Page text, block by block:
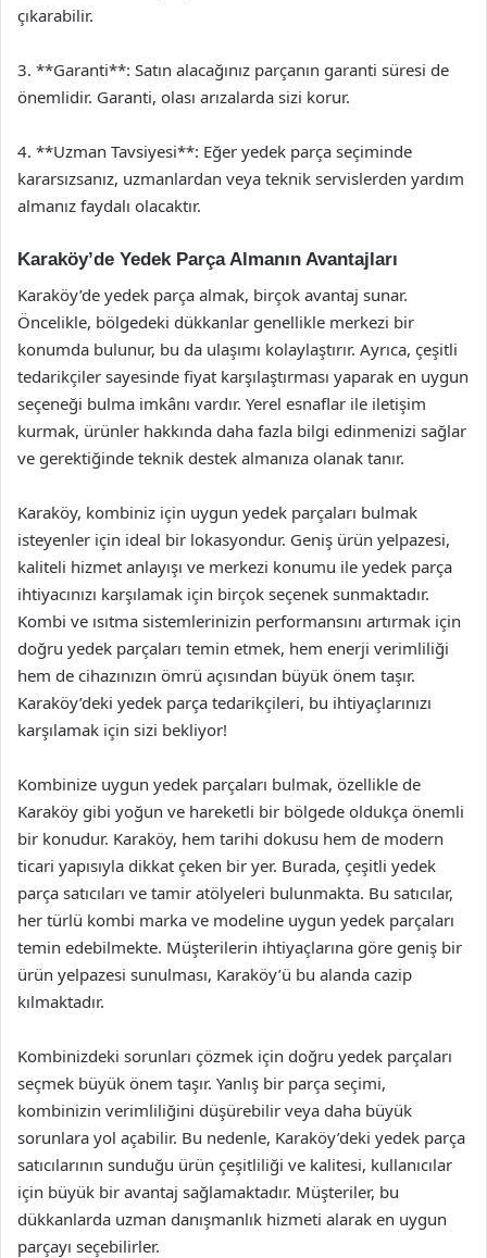
çıkarabilir.
3. **Garanti**: Satın alacağınız parçanın garanti süresi de
önemlidir. Garanti, olası arızalarda sizi korur.
4. **Uzman Tavsiyesi**: Eğer yedek parça seçiminde
kararsızsanız, uzmanlardan veya teknik servislerden yardım
almanız faydalı olacaktır.
Karaköy’de Yedek Parça Almanın Avantajları
Karaköy’de yedek parça almak, birçok avantaj sunar.
Öncelikle, bölgedeki dükkanlar genellikle merkezi bir
konumda bulunur, bu da ulaşımı kolaylaştırır. Ayrıca, çeşitli
tedarikçiler sayesinde fiyat karşılaştırması yaparak en uygun
seçeneği bulma imkânı vardır. Yerel esnaflar ile iletişim
kurmak, ürünler hakkında daha fazla bilgi edinmenizi sağlar
ve gerektiğinde teknik destek almanıza olanak tanır.
Karaköy, kombiniz için uygun yedek parçaları bulmak
isteyenler için ideal bir lokasyondur. Geniş ürün yelpazesi,
kaliteli hizmet anlayışı ve merkezi konumu ile yedek parça
ihtiyacınızı karşılamak için birçok seçenek sunmaktadır.
Kombi ve ısıtma sistemlerinizin performansını artırmak için
doğru yedek parçaları temin etmek, hem enerji verimliliği
hem de cihazınızın ömrü açısından büyük önem taşır.
Karaköy’deki yedek parça tedarikçileri, bu ihtiyaçlarınızı
karşılamak için sizi bekliyor!
Kombinize uygun yedek parçaları bulmak, özellikle de
Karaköy gibi yoğun ve hareketli bir bölgede oldukça önemli
bir konudur. Karaköy, hem tarihi dokusu hem de modern
ticari yapısıyla dikkat çeken bir yer. Burada, çeşitli yedek
parça satıcıları ve tamir atölyeleri bulunmakta. Bu satıcılar,
her türlü kombi marka ve modeline uygun yedek parçaları
temin edebilmekte. Müşterilerin ihtiyaçlarına göre geniş bir
ürün yelpazesi sunulması, Karaköy’ü bu alanda cazip
kılmaktadır.
Kombinizdeki sorunları çözmek için doğru yedek parçaları
seçmek büyük önem taşır. Yanlış bir parça seçimi,
kombinizin verimliliğini düşürebilir veya daha büyük
sorunlara yol açabilir. Bu nedenle, Karaköy’deki yedek parça
satıcılarının sunduğu ürün çeşitliliği ve kalitesi, kullanıcılar
için büyük bir avantaj sağlamaktadır. Müşteriler, bu
dükkanlarda uzman danışmanlık hizmeti alarak en uygun
parçayı seçebilirler.